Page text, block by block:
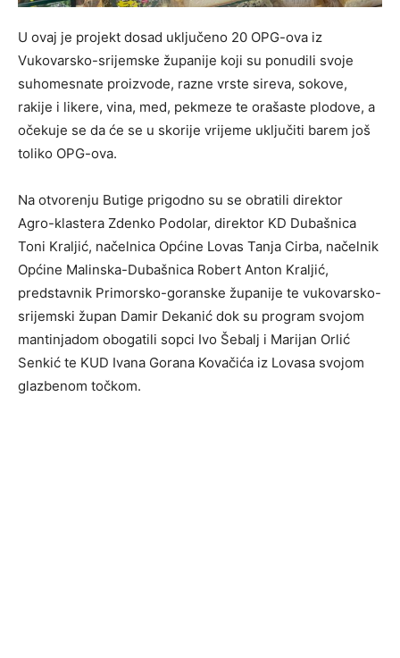
U ovaj je projekt dosad uključeno 20 OPG-ova iz
Vukovarsko-srijemske županije koji su ponudili svoje
suhomesnate proizvode, razne vrste sireva, sokove,
rakije i likere, vina, med, pekmeze te orašaste plodove, a
očekuje se da će se u skorije vrijeme uključiti barem još
toliko OPG-ova.
Na otvorenju Butige prigodno su se obratili direktor
Agro-klastera Zdenko Podolar, direktor KD Dubašnica
Toni Kraljić, načelnica Općine Lovas Tanja Cirba, načelnik
Općine Malinska-Dubašnica Robert Anton Kraljić,
predstavnik Primorsko-goranske županije te vukovarsko-
srijemski župan Damir Dekanić dok su program svojom
mantinjadom obogatili sopci Ivo Šebalj i Marijan Orlić
Senkić te KUD Ivana Gorana Kovačića iz Lovasa svojom
glazbenom točkom.